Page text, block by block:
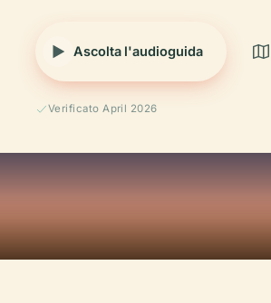
Ascolta l'audioguida
Verificato April 2026